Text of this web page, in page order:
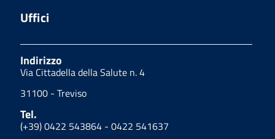
Uffici
Indirizzo
Via Cittadella della Salute n. 4
31100 - Treviso
Tel.
(+39) 0422 543864 - 0422 541637